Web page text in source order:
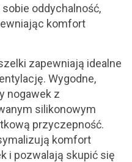
sobie oddychalność,
komfort
zapewniają idealne
Wygodne,
nogawek z
silikonowym
przyczepność.
komfort
i pozwalają skupić się